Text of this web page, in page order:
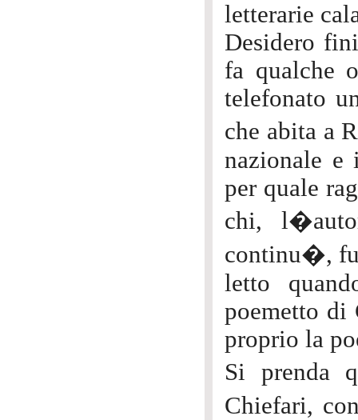
letterarie
Desidero
fa qualche
telefonato
che abita a
nazionale e
per quale
chi,
continu�, fu
letto
poemetto di
proprio la
Si prenda
Chiefari,